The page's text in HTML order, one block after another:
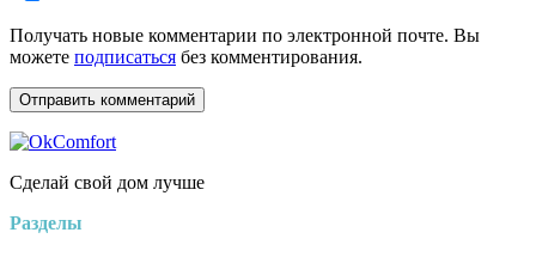
Получать новые комментарии по электронной почте. Вы
можете подписаться без комментирования.
Сделай свой дом лучше
Разделы